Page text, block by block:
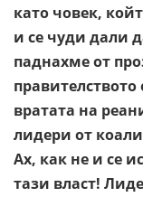
като човек,
и се чуди дали
паднахме от
вратата на
лидери от
Ах, как не и се
тази власт!